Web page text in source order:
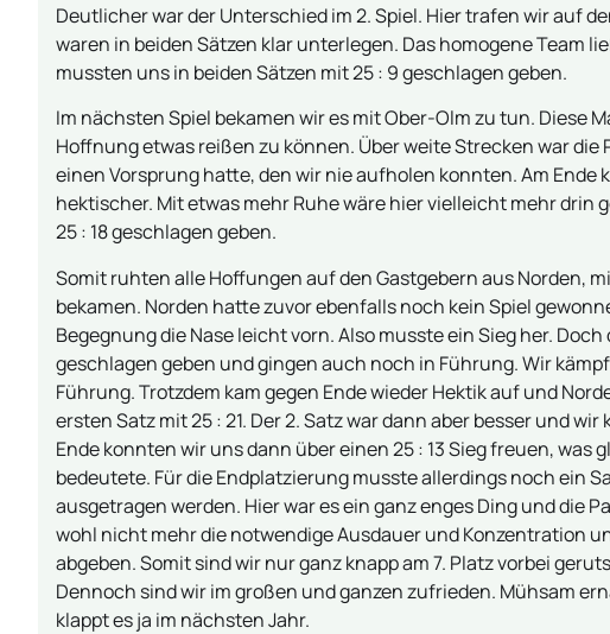
Deutlicher war der Unterschied im 2. Spiel. Hier trafen wir auf
waren in beiden Sätzen klar unterlegen. Das homogene Team
mussten uns in beiden Sätzen mit 25 : 9 geschlagen geben.
Im nächsten Spiel bekamen wir es mit Ober-Olm zu tun.
Hoffnung etwas reißen zu können. Über weite Strecken war
einen Vorsprung hatte, den wir nie aufholen konnten. Am
hektischer. Mit etwas mehr Ruhe wäre hier vielleicht mehr drin
25 : 18 geschlagen geben.
Somit ruhten alle Hoffungen auf den Gastgebern aus Norden,
bekamen. Norden hatte zuvor ebenfalls noch kein Spiel
Begegnung die Nase leicht vorn. Also musste ein Sieg her.
geschlagen geben und gingen auch noch in Führung. Wir
Führung. Trotzdem kam gegen Ende wieder Hektik auf und
ersten Satz mit 25 : 21. Der 2. Satz war dann aber besser und
Ende konnten wir uns dann über einen 25 : 13 Sieg freuen, was
bedeutete. Für die Endplatzierung musste allerdings noch ein
ausgetragen werden. Hier war es ein ganz enges Ding und die
wohl nicht mehr die notwendige Ausdauer und Konzentration
abgeben. Somit sind wir nur ganz knapp am 7. Platz vorbei
Dennoch sind wir im großen und ganzen zufrieden. Mühsam
klappt es ja im nächsten Jahr.